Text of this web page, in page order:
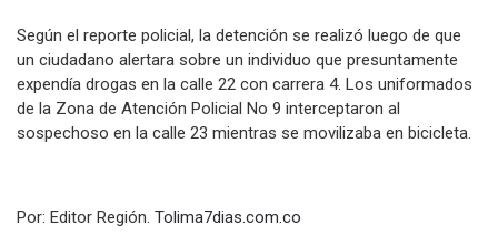
Según el reporte policial, la detención se realizó luego de que
un ciudadano alertara sobre un individuo que presuntamente
expendía drogas en la calle 22 con carrera 4. Los uniformados
de la Zona de Atención Policial No 9 interceptaron al
sospechoso en la calle 23 mientras se movilizaba en bicicleta.
Por: Editor Región. Tolima7dias.com.co